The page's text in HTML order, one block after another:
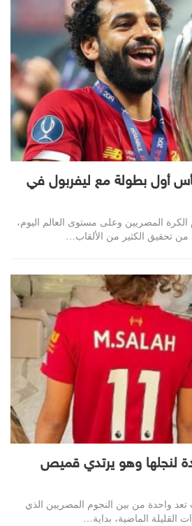
أول بطولة مع ليفربول في
المصريين وعلى مستوى العالم اليوم،
تحقيق الكثير من الألقاب…
لنجلها وهو يرتدي قميص
واحدة من بين النجوم المصريين الذي
القليلة الماضية، بداية…